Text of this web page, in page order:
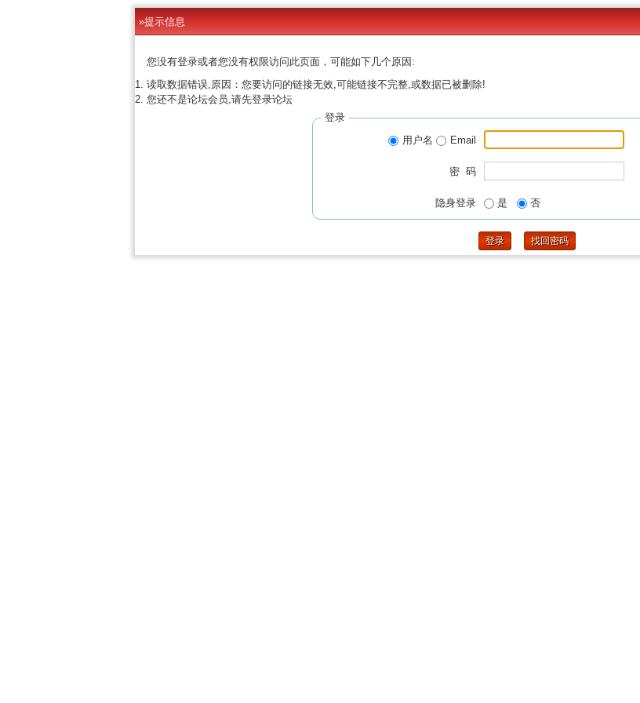
»提示信息
您没有登录或者您没有权限访问此页面，可能如下几个原因:
读取数据错误,原因：您要访问的链接无效,可能链接不完整,或数据已被删除!
您还不是论坛会员,请先登录论坛
登录
用户名
Email
密 码
隐身登录 是 否